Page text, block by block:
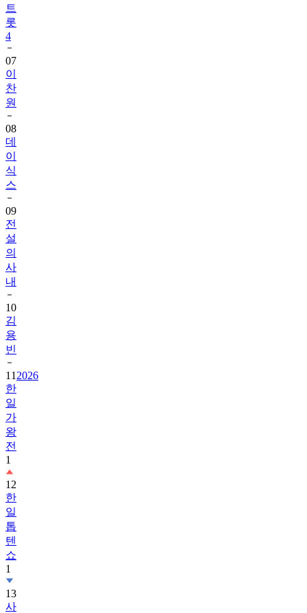
트
롯
4
07
이
찬
원
08
데
이
식
스
09
전
설
의
사
내
10
김
용
빈
11 2026
한
일
가
왕
전
1
12
한
일
톱
텐
쇼
1
13
사